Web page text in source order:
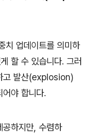
치 업데이트를 의미하
할 수 있습니다. 그러
고 발산(explosion)
야 합니다.
공하지만, 수렴하